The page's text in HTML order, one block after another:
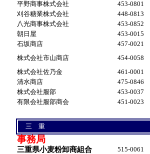
平野商事株式会社
453-0801
刈谷糖業株式会社
448-0813
八光商事株式会社
453-0852
朝日屋
453-0015
石坂商店
457-0021
株式会社市山商店
454-0058
株式会社佐乃金
461-0001
清水商店
475-0846
株式会社服部
453-0037
有限会社服部商会
451-0023
三 重
事務局
三重県小麦粉卸商組合 515-0061